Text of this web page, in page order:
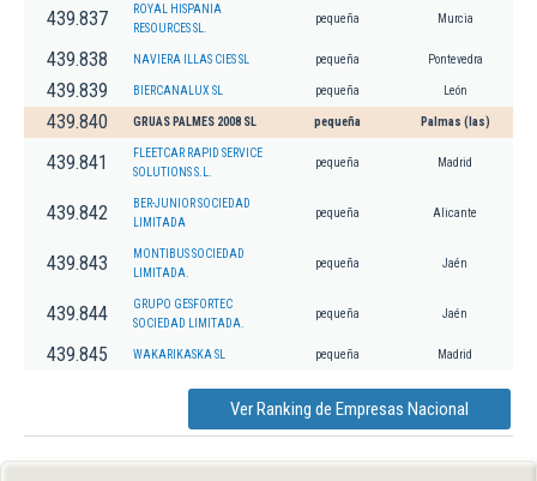
439.837
ROYAL HISPANIA
RESOURCES SL.
pequeña Murcia
439.838 NAVIERA ILLAS CIES SL pequeña Pontevedra
439.839 BIERCANALUX SL pequeña León
439.840 GRUAS PALMES 2008 SL pequeña Palmas (las)
439.841
FLEETCAR RAPID SERVICE
SOLUTIONS S.L.
pequeña Madrid
439.842
BER-JUNIOR SOCIEDAD
LIMITADA
pequeña Alicante
439.843
MONTIBUS SOCIEDAD
LIMITADA.
pequeña Jaén
439.844
GRUPO GESFORTEC
SOCIEDAD LIMITADA.
pequeña Jaén
439.845 WAKARIKASKA SL pequeña Madrid
Ver Ranking de Empresas Nacional